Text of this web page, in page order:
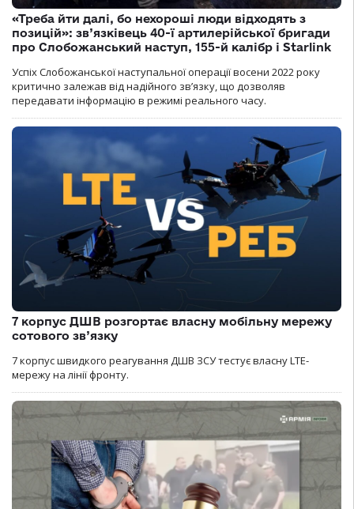
«Треба йти далі, бо нехороші люди відходять з
позицій»: зв’язківець 40-ї артилерійської бригади
про Слобожанський наступ, 155-й калібр і Starlink
Успіх Слобожанської наступальної операції восени 2022 року
критично залежав від надійного зв’язку, що дозволяв
передавати інформацію в режимі реального часу.
7 корпус ДШВ розгортає власну мобільну мережу
сотового зв’язку
7 корпус швидкого реагування ДШВ ЗСУ тестує власну LTE-
мережу на лінії фронту.